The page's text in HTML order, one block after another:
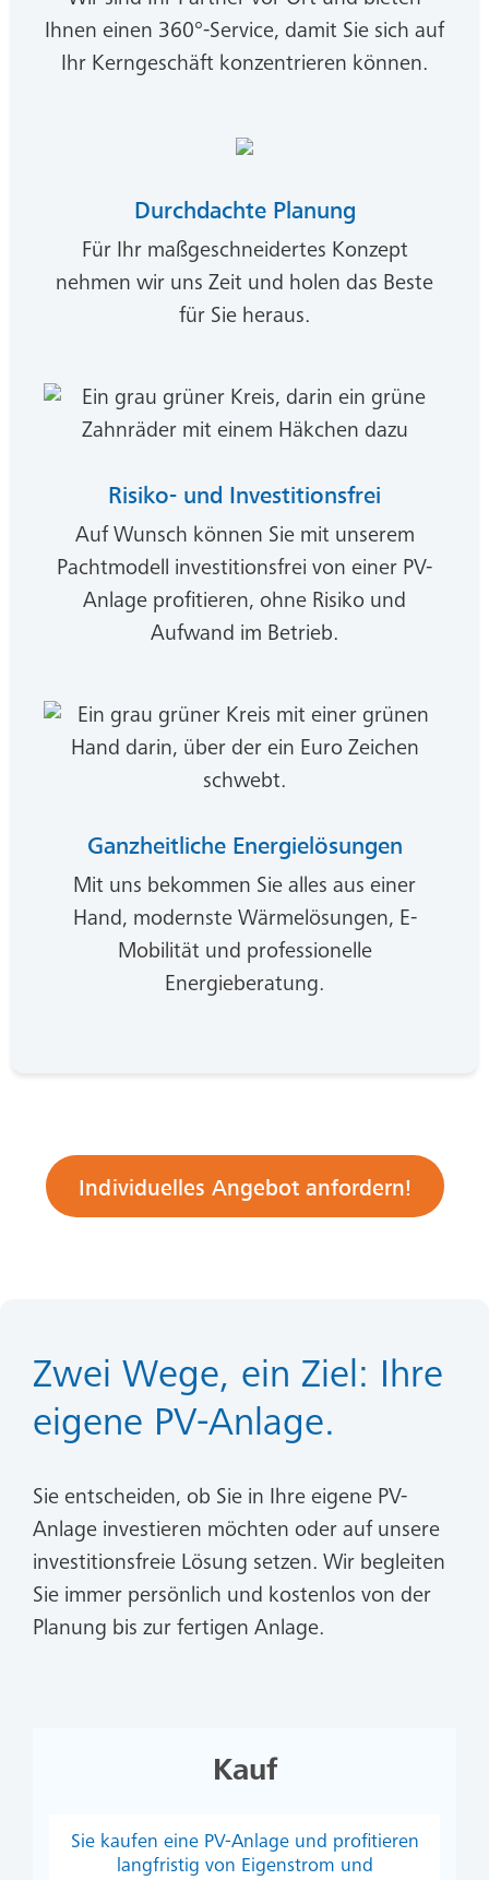
Ihnen einen 360°-Service, damit Sie sich auf
Ihr Kerngeschäft konzentrieren können.
Durchdachte Planung
Für Ihr maßgeschneidertes Konzept
nehmen wir uns Zeit und holen das Beste
für Sie heraus.
Risiko- und Investitionsfrei
Auf Wunsch können Sie mit unserem
Pachtmodell investitionsfrei von einer PV-
Anlage profitieren, ohne Risiko und
Aufwand im Betrieb.
Ganzheitliche Energielösungen
Mit uns bekommen Sie alles aus einer
Hand, modernste Wärmelösungen, E-
Mobilität und professionelle
Energieberatung.
Individuelles Angebot anfordern!
Zwei Wege, ein Ziel: Ihre
eigene PV-Anlage.
Sie entscheiden, ob Sie in Ihre eigene PV-
Anlage investieren möchten oder auf unsere
investitionsfreie Lösung setzen. Wir begleiten
Sie immer persönlich und kostenlos von der
Planung bis zur fertigen Anlage.
Kauf
Sie kaufen eine PV-Anlage und profitieren
langfristig von Eigenstrom und